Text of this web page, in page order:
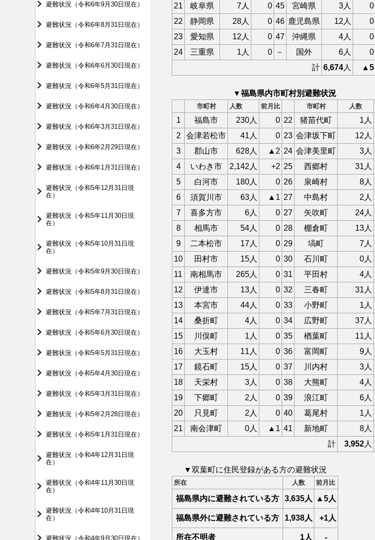
避難状況（令和6年9月30日現在）
避難状況（令和6年8月31日現在）
避難状況（令和6年7月31日現在）
避難状況（令和6年6月30日現在）
避難状況（令和6年5月31日現在）
避難状況（令和6年4月30日現在）
避難状況（令和6年3月31日現在）
避難状況（令和6年2月29日現在）
避難状況（令和6年1月31日現在）
避難状況（令和5年12月31日現
在）
避難状況（令和5年11月30日現
在）
避難状況（令和5年10月31日現
在）
避難状況（令和5年9月30日現在）
避難状況（令和5年8月31日現在）
避難状況（令和5年7月31日現在）
避難状況（令和5年6月30日現在）
避難状況（令和5年5月31日現在）
避難状況（令和5年4月30日現在）
避難状況（令和5年3月31日現在）
避難状況（令和5年2月28日現在）
避難状況（令和5年1月31日現在）
避難状況（令和4年12月31日現
在）
避難状況（令和4年11月30日現
在）
避難状況（令和4年10月31日現
在）
避難状況（令和4年9月30日現在）
21
岐阜県 7人 0 45 宮崎県 3人
0
22
静岡県 28人 0 46 鹿児島県 12人
0
23
愛知県 12人 0 47 沖縄県 4人
0
24
三重県 1人 0 － 国外 6人
0
計 6,674人 ▲5
▼福島県内市町村別避難状況
市町村 人数 前月比 市町村 人数
1 福島市 230人 0 22 猪苗代町 1人
2
会津若松市 41人 0 23 会津坂下町 12人
3
郡山市 628人 ▲2 24 会津美里町 3人
4
いわき市 2,142人 +2 25 西郷村 31人
5
白河市 180人 0 26 泉崎村 8人
6
須賀川市 63人 ▲1 27 中島村 2人
7
喜多方市 6人 0 27 矢吹町 24人
8
相馬市 54人 0 28 棚倉町 13人
9
二本松市 17人 0 29 塙町 7人
10
田村市 15人 0 30 石川町 0人
11
南相馬市 265人 0 31 平田村 4人
12
伊達市 13人 0 32 三春町 31人
13
本宮市 44人 0 33 小野町 1人
14
桑折町 4人 0 34 広野町 37人
15
川俣町 1人 0 35 楢葉町 11人
16
大玉村 11人 0 36 富岡町 9人
17
鏡石町 15人 0 37 川内村 3人
18
天栄村 3人 0 38 大熊町 4人
19
下郷町 2人 0 39 浪江町 6人
20
只見町 2人 0 40 葛尾村 1人
21
南会津町 0人 ▲1 41 新地町 8人
計
3,952人
▼双葉町に住民登録がある方の避難状況
所在 人数 前月比
福島県内に避難されている方 3,635人 ▲5人
福島県外に避難されている方 1,938人 +1人
所在不明者 1人 -